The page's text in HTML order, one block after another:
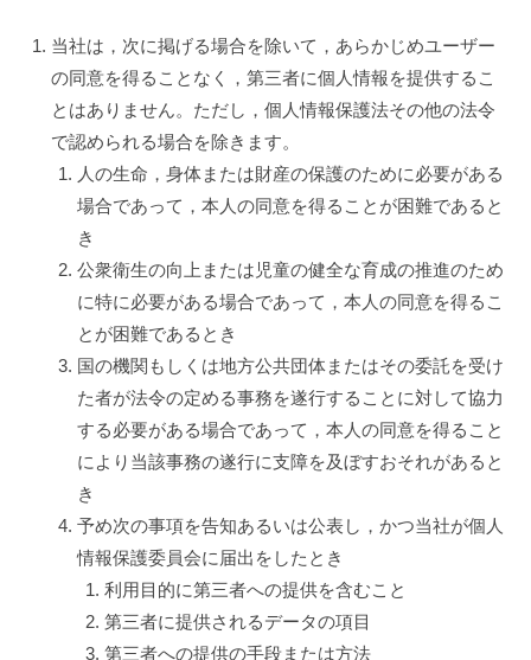
当社は，次に掲げる場合を除いて，あらかじめユーザー
の同意を得ることなく，第三者に個人情報を提供するこ
とはありません。ただし，個人情報保護法その他の法令
で認められる場合を除きます。
人の生命，身体または財産の保護のために必要がある
場合であって，本人の同意を得ることが困難であると
き
公衆衛生の向上または児童の健全な育成の推進のため
に特に必要がある場合であって，本人の同意を得るこ
とが困難であるとき
国の機関もしくは地方公共団体またはその委託を受け
た者が法令の定める事務を遂行することに対して協力
する必要がある場合であって，本人の同意を得ること
により当該事務の遂行に支障を及ぼすおそれがあると
き
予め次の事項を告知あるいは公表し，かつ当社が個人
情報保護委員会に届出をしたとき
利用目的に第三者への提供を含むこと
第三者に提供されるデータの項目
第三者への提供の手段または方法